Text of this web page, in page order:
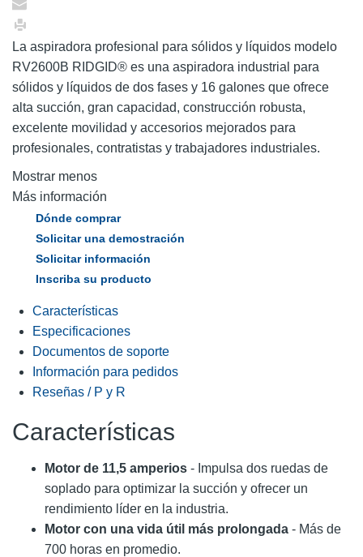
La aspiradora profesional para sólidos y líquidos modelo
RV2600B RIDGID® es una aspiradora industrial para
sólidos y líquidos de dos fases y 16 galones que ofrece
alta succión, gran capacidad, construcción robusta,
excelente movilidad y accesorios mejorados para
profesionales, contratistas y trabajadores industriales.
Mostrar menos
Más información
Dónde comprar
Solicitar una demostración
Solicitar información
Inscriba su producto
Características
Especificaciones
Documentos de soporte
Información para pedidos
Reseñas / P y R
Características
Motor de 11,5 amperios - Impulsa dos ruedas de
soplado para optimizar la succión y ofrecer un
rendimiento líder en la industria.
Motor con una vida útil más prolongada - Más de
700 horas en promedio.